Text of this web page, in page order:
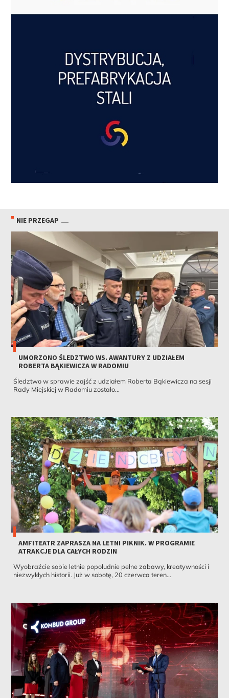
NIE PRZEGAP
UMORZONO ŚLEDZTWO WS. AWANTURY Z UDZIAŁEM
ROBERTA BĄKIEWICZA W RADOMIU
Śledztwo w sprawie zajść z udziałem Roberta Bąkiewicza na sesji
Rady Miejskiej w Radomiu zostało...
AMFITEATR ZAPRASZA NA LETNI PIKNIK. W PROGRAMIE
ATRAKCJE DLA CAŁYCH RODZIN
Wyobraźcie sobie letnie popołudnie pełne zabawy, kreatywności i
niezwykłych historii. Już w sobotę, 20 czerwca teren...